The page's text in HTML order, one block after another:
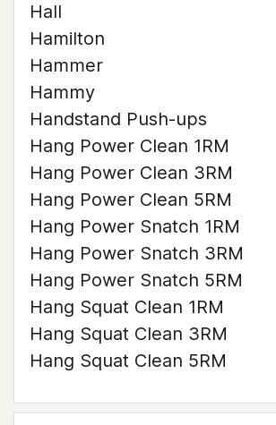
Hall
Hamilton
Hammer
Hammy
Handstand Push-ups
Hang Power Clean 1RM
Hang Power Clean 3RM
Hang Power Clean 5RM
Hang Power Snatch 1RM
Hang Power Snatch 3RM
Hang Power Snatch 5RM
Hang Squat Clean 1RM
Hang Squat Clean 3RM
Hang Squat Clean 5RM